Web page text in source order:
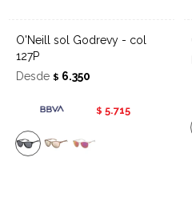
O'Neill sol Godrevy - col
127P
Desde $ 6.350
$ 5.715